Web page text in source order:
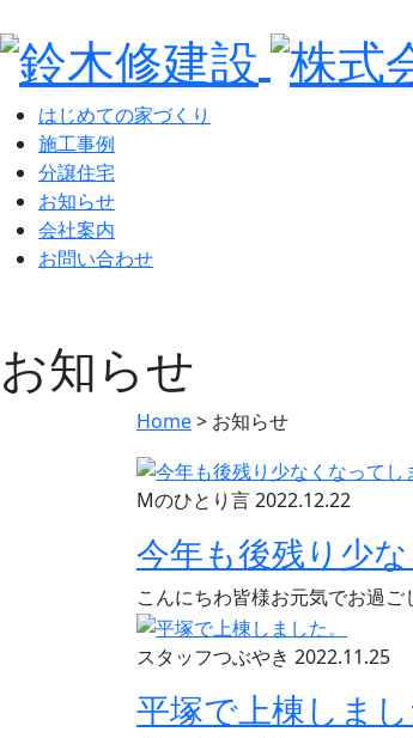
はじめての家づくり
施工事例
分譲住宅
お知らせ
会社案内
お問い合わせ
お知らせ
Home> お知らせ
Mのひとり言2022.12.22
今年も後残り少
こんにちわ皆様お元気でお過
スタッフつぶやき 2022.11.25
平塚で上棟しまし